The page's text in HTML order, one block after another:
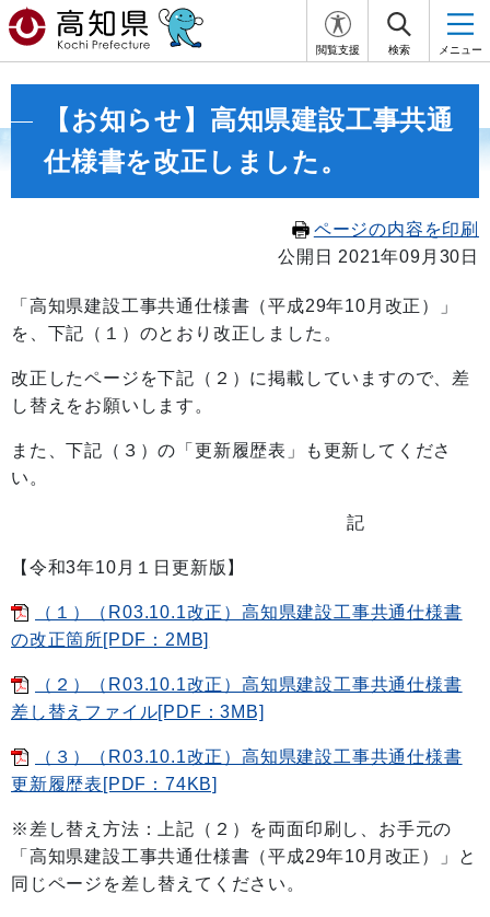
閲覧支援 検索 メニュー
【お知らせ】高知県建設工事共通
仕様書を改正しました。
ページの内容を印刷
公開日 2021年09月30日
「高知県建設工事共通仕様書（平成29年10月改正）」
を、下記（１）のとおり改正しました。
改正したページを下記（２）に掲載していますので、差
し替えをお願いします。
また、下記（３）の「更新履歴表」も更新してくださ
い。
記
【令和3年10月１日更新版】
（１）（R03.10.1改正）高知県建設工事共通仕様書
の改正箇所[PDF：2MB]
（２）（R03.10.1改正）高知県建設工事共通仕様書
差し替えファイル[PDF：3MB]
（３）（R03.10.1改正）高知県建設工事共通仕様書
更新履歴表[PDF：74KB]
※差し替え方法：上記（２）を両面印刷し、お手元の
「高知県建設工事共通仕様書（平成29年10月改正）」と
同じページを差し替えてください。